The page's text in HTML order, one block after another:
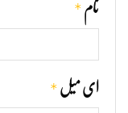
نام *
ای میل *